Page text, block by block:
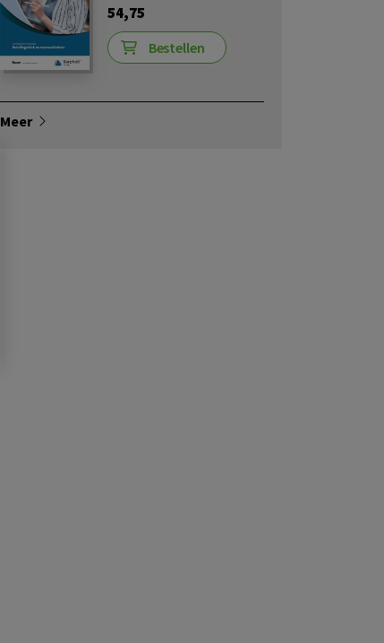
54,75
Bestellen
Meer